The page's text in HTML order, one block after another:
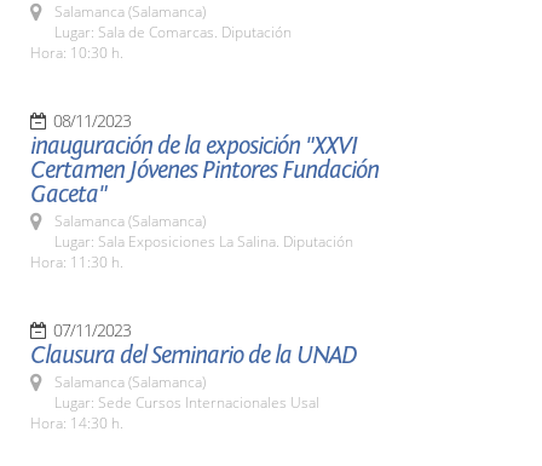
Salamanca (Salamanca)
Lugar: Sala de Comarcas. Diputación
Hora: 10:30 h.
08/11/2023
inauguración de la exposición "XXVI
Certamen Jóvenes Pintores Fundación
Gaceta"
Salamanca (Salamanca)
Lugar: Sala Exposiciones La Salina. Diputación
Hora: 11:30 h.
07/11/2023
Clausura del Seminario de la UNAD
Salamanca (Salamanca)
Lugar: Sede Cursos Internacionales Usal
Hora: 14:30 h.